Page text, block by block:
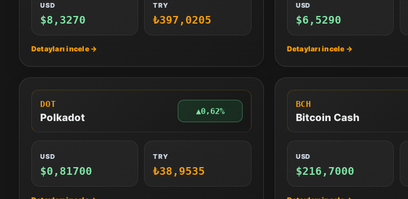
USD
$8,3270
TRY
₺397,0205
USD
$6,5290
DOT
Polkadot
▲0,62%
USD
$0,81700
TRY
₺38,9535
BCH
Bitcoin Cash
USD
$216,7000